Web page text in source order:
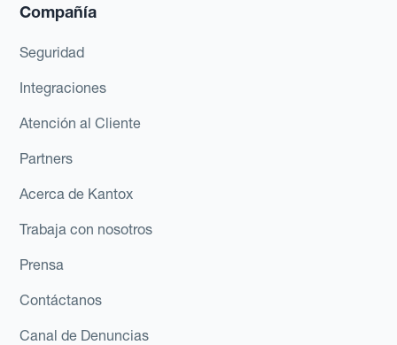
Compañía
Seguridad
Integraciones
Atención al Cliente
Partners
Acerca de Kantox
Trabaja con nosotros
Prensa
Contáctanos
Canal de Denuncias